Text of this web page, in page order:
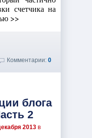
счетчика на
>>
Комментарии: 0
блога
2
2013 в